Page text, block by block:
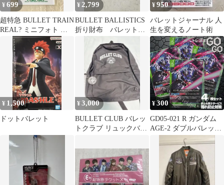
¥699
超特急 BULLET TRAIN
REAL? ミニフォト タ
クヤ
¥2,799
BULLET BALLISTICS
折り財布 バレット
ミリタリー ウォレッ
¥950
バレットジャーナル 人
生を変えるノート術
¥ 1,500
ドットバレット
¥3,000
BULLET CLUB バレッ
トクラブ リュックバッ
¥300
GD05-021 R ガンダム
AGE-2 ダブルバレット
Freedom Ascension
[GD05]